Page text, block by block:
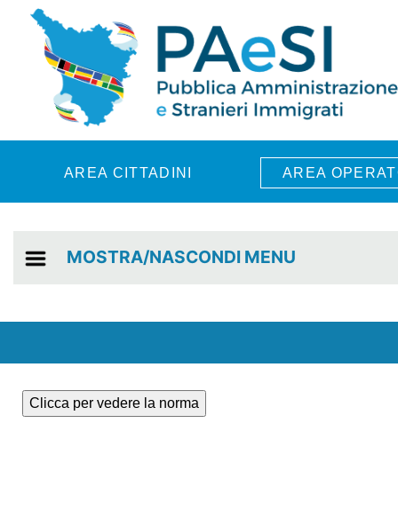
Skip to main content
AREA CITTADINI AREA
MOSTRA/NASCONDI MENU
Clicca per vedere la norma